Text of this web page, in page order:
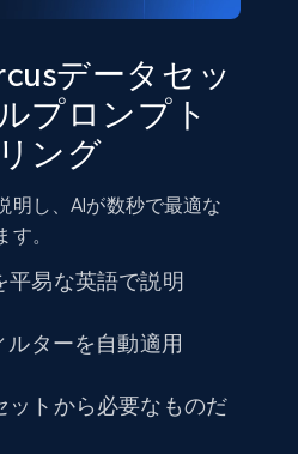
Initial price, Final
Color, Size, and more.
データセッ
プロンプト
ング
明し、AIが数秒で最適な
。
平易な英語で説明
ターを自動適用
ットから必要なものだ